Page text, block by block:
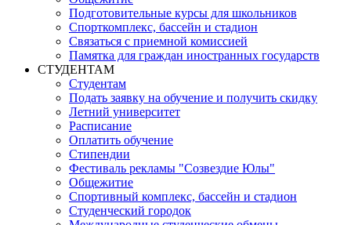
Подготовительные курсы для школьников
Спорткомплекс, бассейн и стадион
Связаться с приемной комиссией
Памятка для граждан иностранных государств
СТУДЕНТАМ
Студентам
Подать заявку на обучение и получить скидку
Летний университет
Расписание
Оплатить обучение
Стипендии
Фестиваль рекламы "Созвездие Юлы"
Общежитие
Спортивный комплекс, бассейн и стадион
Студенческий городок